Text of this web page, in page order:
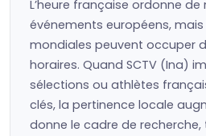
L’heure française ordonne
événements européens,
mondiales peuvent occuper
horaires. Quand SCTV (Ina)
sélections ou athlètes
clés, la pertinence locale
donne le cadre de